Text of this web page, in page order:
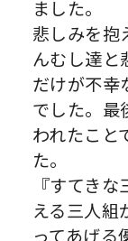
ました。
悲しみを抱
んむし達と
だけが不幸
でした。最
われたこと
た。
『すてき
える三人組
ってあげ